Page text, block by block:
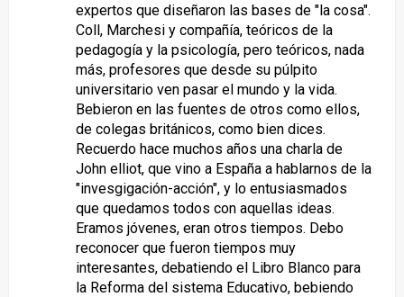
expertos que diseñaron las bases de "la cosa".
Coll, Marchesi y compañía, teóricos de la
pedagogía y la psicología, pero teóricos, nada
más, profesores que desde su púlpito
universitario ven pasar el mundo y la vida.
Bebieron en las fuentes de otros como ellos,
de colegas británicos, como bien dices.
Recuerdo hace muchos años una charla de
John elliot, que vino a España a hablarnos de la
"invesgigación-acción", y lo entusiasmados
que quedamos todos con aquellas ideas.
Eramos jóvenes, eran otros tiempos. Debo
reconocer que fueron tiempos muy
interesantes, debatiendo el Libro Blanco para
la Reforma del sistema Educativo, bebiendo